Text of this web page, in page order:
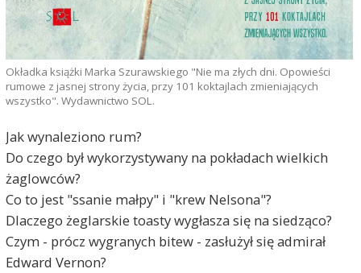
Okładka książki Marka Szurawskiego "Nie ma złych dni. Opowieści
rumowe z jasnej strony życia, przy 101 koktajlach zmieniających
wszystko". Wydawnictwo SOL.
Jak wynaleziono rum?
Do czego był wykorzystywany na pokładach wielkich
żaglowców?
Co to jest "ssanie małpy" i "krew Nelsona"?
Dlaczego żeglarskie toasty wygłasza się na siedząco?
Czym - prócz wygranych bitew - zasłużył się admirał
Edward Vernon?